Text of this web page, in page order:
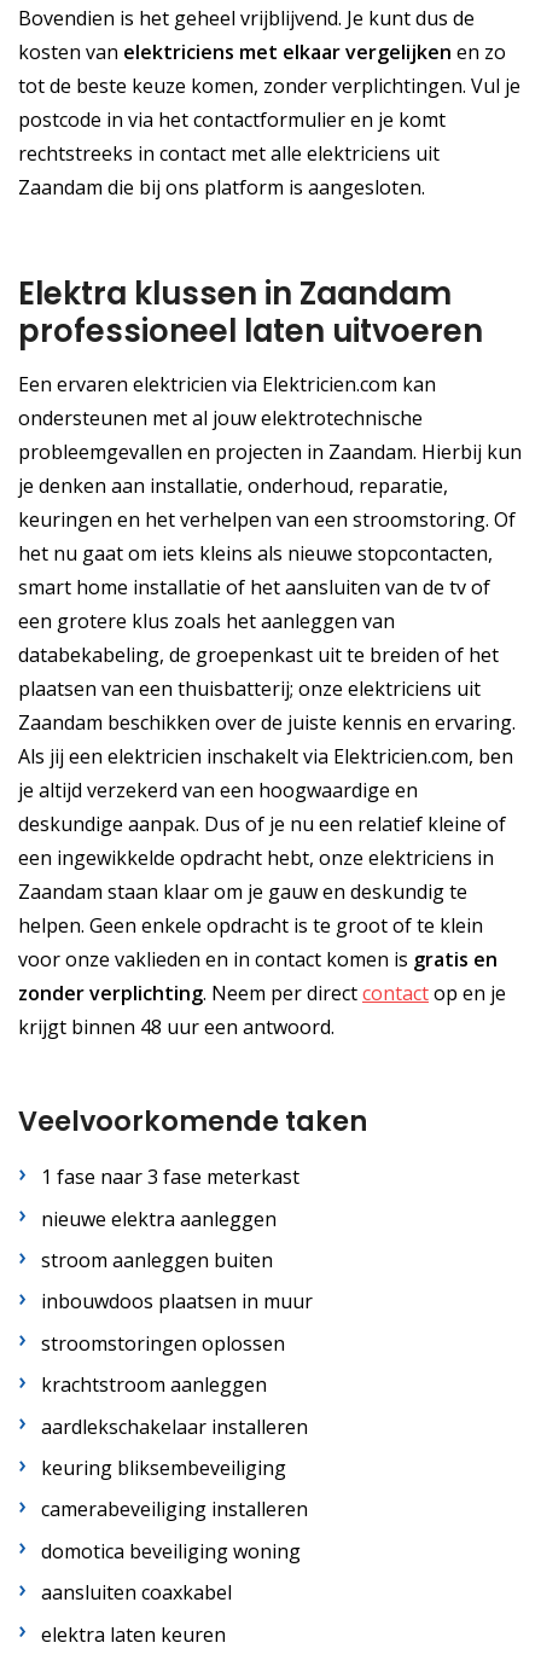
Bovendien is het geheel vrijblijvend. Je kunt dus de
kosten van elektriciens met elkaar vergelijken en zo
tot de beste keuze komen, zonder verplichtingen. Vul je
postcode in via het contactformulier en je komt
rechtstreeks in contact met alle elektriciens uit
Zaandam die bij ons platform is aangesloten.
Elektra klussen in Zaandam
professioneel laten uitvoeren
Een ervaren elektricien via Elektricien.com kan
ondersteunen met al jouw elektrotechnische
probleemgevallen en projecten in Zaandam. Hierbij kun
je denken aan installatie, onderhoud, reparatie,
keuringen en het verhelpen van een stroomstoring. Of
het nu gaat om iets kleins als nieuwe stopcontacten,
smart home installatie of het aansluiten van de tv of
een grotere klus zoals het aanleggen van
databekabeling, de groepenkast uit te breiden of het
plaatsen van een thuisbatterij; onze elektriciens uit
Zaandam beschikken over de juiste kennis en ervaring.
Als jij een elektricien inschakelt via Elektricien.com, ben
je altijd verzekerd van een hoogwaardige en
deskundige aanpak. Dus of je nu een relatief kleine of
een ingewikkelde opdracht hebt, onze elektriciens in
Zaandam staan klaar om je gauw en deskundig te
helpen. Geen enkele opdracht is te groot of te klein
voor onze vaklieden en in contact komen is gratis en
zonder verplichting. Neem per directcontactop en je
krijgt binnen 48 uur een antwoord.
Veelvoorkomende taken
1 fase naar 3 fase meterkast
nieuwe elektra aanleggen
stroom aanleggen buiten
inbouwdoos plaatsen in muur
stroomstoringen oplossen
krachtstroom aanleggen
aardlekschakelaar installeren
keuring bliksembeveiliging
camerabeveiliging installeren
domotica beveiliging woning
aansluiten coaxkabel
elektra laten keuren